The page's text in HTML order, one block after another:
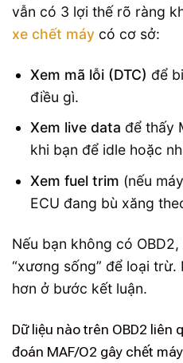
vẫn có 3 lợi thế rõ ràng
xe chết máy có cơ sở:
Xem mã lỗi (DTC) để
điều gì.
Xem live data để thấy
khi bạn để idle hoặc
Xem fuel trim (nếu
ECU đang bù xăng
Nếu bạn không có
“xương sống” để loại trừ.
hơn ở bước kết luận.
Dữ liệu nào trên OBD2 liên
đoán MAF/O2 gây chết